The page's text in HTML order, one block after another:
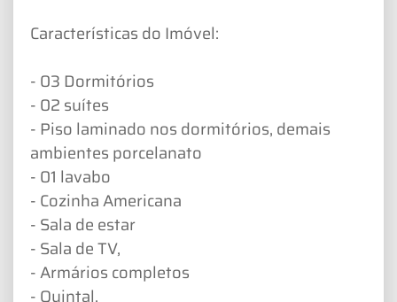
Características do Imóvel:
- 03 Dormitórios
- 02 suítes
- Piso laminado nos dormitórios, demais
ambientes porcelanato
- 01 lavabo
- Cozinha Americana
- Sala de estar
- Sala de TV,
- Armários completos
- Quintal,